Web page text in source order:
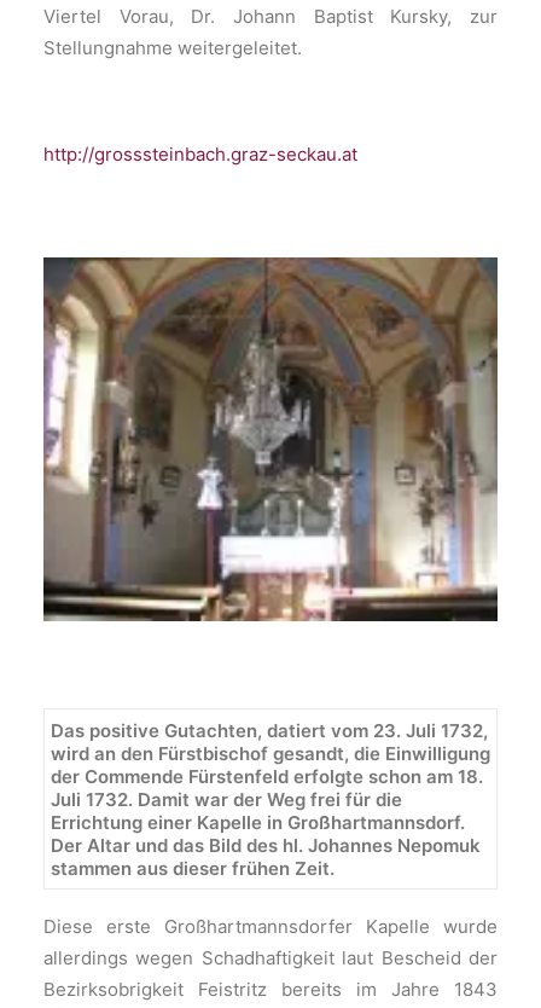
Viertel Vorau, Dr. Johann Baptist Kursky, zur
Stellungnahme weitergeleitet.
http://grosssteinbach.graz-seckau.at
Das positive Gutachten, datiert vom 23. Juli 1732,
wird an den Fürstbischof gesandt, die Einwilligung
der Commende Fürstenfeld erfolgte schon am 18.
Juli 1732. Damit war der Weg frei für die
Errichtung einer Kapelle in Großhartmannsdorf.
Der Altar und das Bild des hl. Johannes Nepomuk
stammen aus dieser frühen Zeit.
Diese erste Großhartmannsdorfer Kapelle wurde
allerdings wegen Schadhaftigkeit laut Bescheid der
Bezirksobrigkeit Feistritz bereits im Jahre 1843